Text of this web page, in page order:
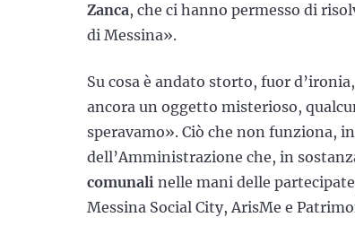
Zanca, che ci hanno permesso di
di Messina».
Su cosa è andato storto, fuor
ancora un oggetto misterioso,
speravamo». Ciò che non funziona,
dell’Amministrazione che, in
comunali nelle mani delle
Messina Social City, ArisMe e